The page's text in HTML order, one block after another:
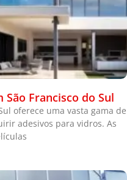
Francisco do Sul
oferece uma vasta gama de
adesivos para vidros. As